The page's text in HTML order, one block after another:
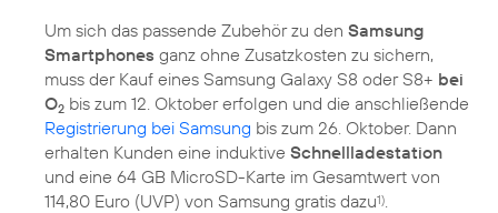
Um sich das passende Zubehör zu den Samsung
Smartphones ganz ohne Zusatzkosten zu sichern,
muss der Kauf eines Samsung Galaxy S8 oder S8+ bei
O2 bis zum 12. Oktober erfolgen und die anschließende
Registrierung bei Samsung bis zum 26. Oktober. Dann
erhalten Kunden eine induktive Schnellladestation
und eine 64 GB MicroSD-Karte im Gesamtwert von
114,80 Euro (UVP) von Samsung gratis dazu1)